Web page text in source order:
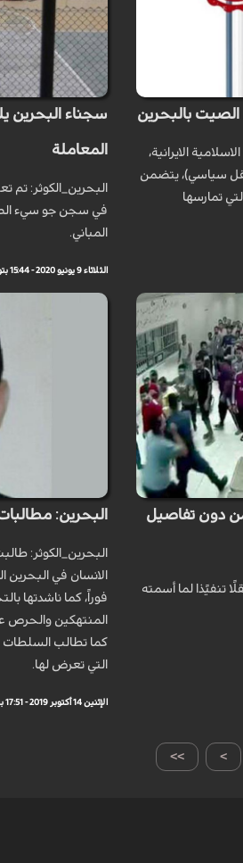
بالبحرين
الايرانية،
سياسي)، يتضمن
تمارسها
سجناء البحرين
المعاملة
البحرين_الكوثر: تم
في سجن جو سيء
المباني.
الثلاثاء 9 يونيو 2020 - 15:44 بتوقيت مكة
عن 1486 معتقلًا من دون تفاصيل
البحرينية الإفراج عن 1486 معتقلًا تنفيًذا لما أسمته
البحرين:
البحرين_الكوثر:
الانسان في
فوراً، كما ناشدتها
المنتهكين والحرص
كما تطالب السلطات
التي تعرض لها.
الإثنين 14 أكتوبر 2019 - 17:51 بتوقيت مكة
>> >